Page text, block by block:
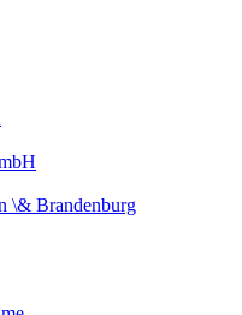
\& Brandenburg